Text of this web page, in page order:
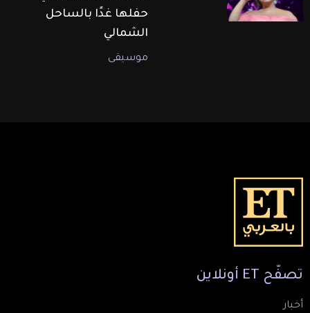
حفلها غدًا بالساحل
الشمالي
موسيقى
تصفّح ET أونلاين
أخبار